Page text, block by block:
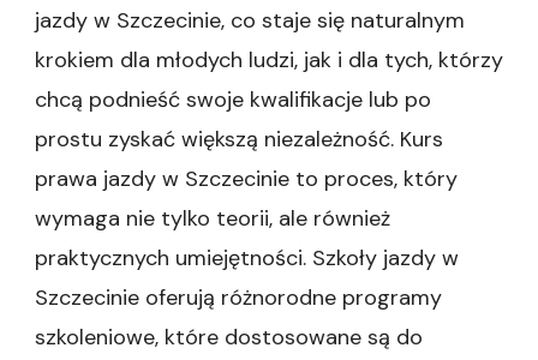
jazdy w Szczecinie, co staje się naturalnym
krokiem dla młodych ludzi, jak i dla tych, którzy
chcą podnieść swoje kwalifikacje lub po
prostu zyskać większą niezależność. Kurs
prawa jazdy w Szczecinie to proces, który
wymaga nie tylko teorii, ale również
praktycznych umiejętności. Szkoły jazdy w
Szczecinie oferują różnorodne programy
szkoleniowe, które dostosowane są do